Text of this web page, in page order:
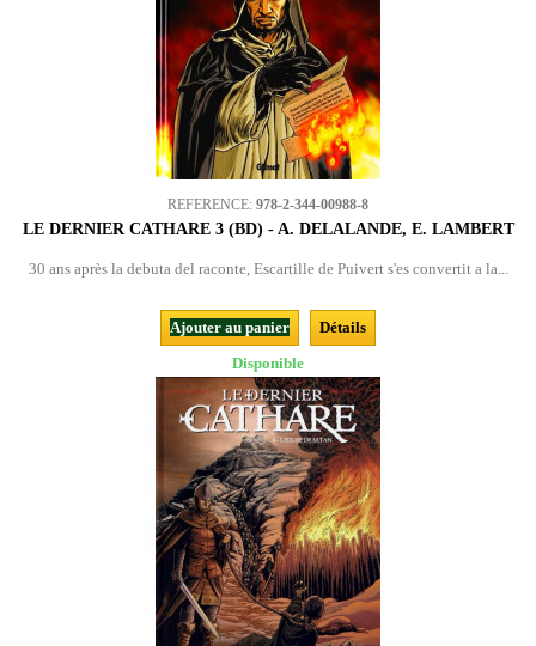
REFERENCE: 978-2-344-00988-8
LE DERNIER CATHARE 3 (BD) - A. DELALANDE, E. LAMBERT
30 ans après la debuta del raconte, Escartille de Puivert s'es convertit a la...
Ajouter au panier
Détails
Disponible